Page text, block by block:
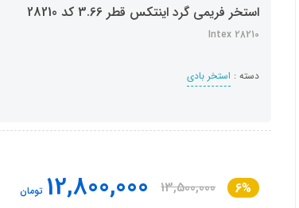
استخر فریمی گرد اینتکس قطر 3.66 کد 28210
Intex 28210
دسته : استخر بادی
6%
13,500,000
12,800,000 تومان